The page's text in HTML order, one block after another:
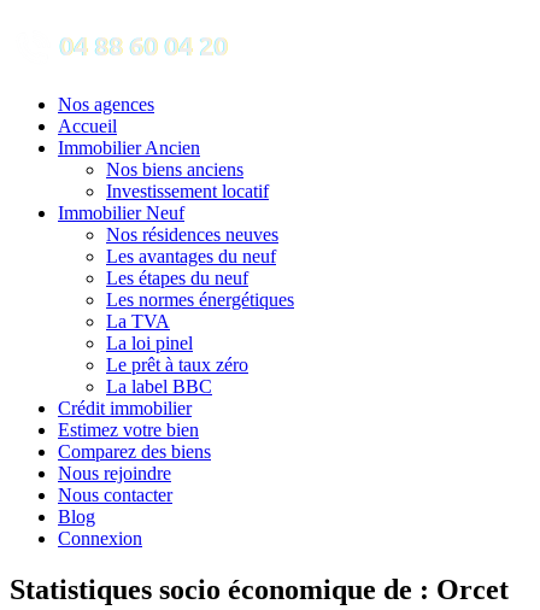
Nos agences
Accueil
Immobilier Ancien
Nos biens anciens
Investissement locatif
Immobilier Neuf
Nos résidences neuves
Les avantages du neuf
Les étapes du neuf
Les normes énergétiques
La TVA
La loi pinel
Le prêt à taux zéro
La label BBC
Crédit immobilier
Estimez votre bien
Comparez des biens
Nous rejoindre
Nous contacter
Blog
Connexion
Statistiques socio économique de : Orcet